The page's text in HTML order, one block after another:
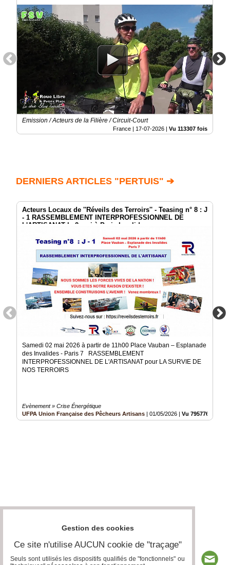
Emission / Acteurs de la Filière / Circuit-Court
France | 17-07-2026 | Vu 113307 fois
DERNIERS ARTICLES "PERTUIS" ➔
Acteurs Locaux de ''Réveils des Terroirs'' - Teasing n° 8 : J
- 1 RASSEMBLEMENT INTERPROFESSIONNEL DE
L'ARTISANAT le 2 mai à Paris Invalides
Samedi 02 mai 2026 à partir de 11h00 Place Vauban – Esplanade
des Invalides - Paris 7 RASSEMBLEMENT
INTERPROFESSIONNEL DE L'ARTISANAT pour LA SURVIE DE
NOS TERROIRS
Evènement » Crise Énergétique
UFPA Union Française des Pêcheurs Artisans
01/05/2026 Vu 795776 fois
Gestion des cookies
Ce site n'utilise AUCUN cookie de "traçage"
Seuls sont utilisés les dispositifs qualifiés de "fonctionnels" ou